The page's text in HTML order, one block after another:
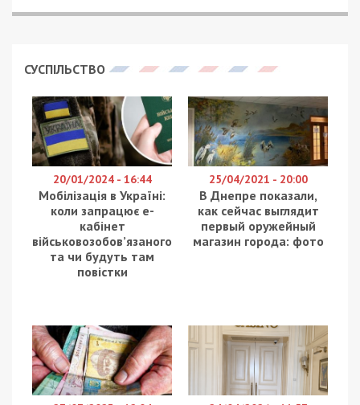
Руководитель областной организации Общества
помощью.
Красный Крест с первых дней начал работу по
помощи населению, направляли гуманитарные
грузы в Харьков, Мариуполь, горячие точки.
Сейчас они оказывают помощь незащищенным
слоям населения, которые будут к ним
эвакуироваться. Также они организовывают
пункты по области: Кривой Рог, Каменское.
Павлоград, Никополь, Днепр – там работают
волонтеры, которые собирают помощь и все
необходимое. Если человек приехал, то он
получит еду, вещи первой необходимости,
продуктовые наборы, аптечки). В этих пунктах
каждый гражданин может получить любую
помощь, там ежедневно бесплатно кормят
горячей едой, собирают лекарства, вещи первой
необходимости.